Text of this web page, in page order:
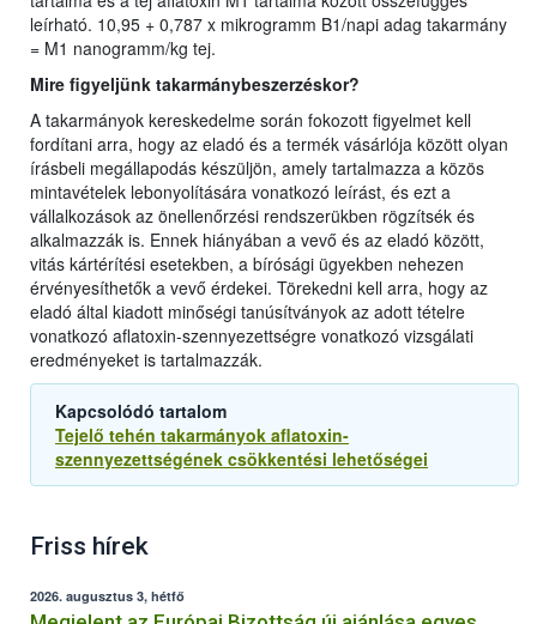
leírható. 10,95 + 0,787 x mikrogramm B1/napi adag takarmány
= M1 nanogramm/kg tej.
Mire figyeljünk takarmánybeszerzéskor?
A takarmányok kereskedelme során fokozott figyelmet kell
fordítani arra, hogy az eladó és a termék vásárlója között olyan
írásbeli megállapodás készüljön, amely tartalmazza a közös
mintavételek lebonyolítására vonatkozó leírást, és ezt a
vállalkozások az önellenőrzési rendszerükben rögzítsék és
alkalmazzák is. Ennek hiányában a vevő és az eladó között,
vitás kártérítési esetekben, a bírósági ügyekben nehezen
érvényesíthetők a vevő érdekei. Törekedni kell arra, hogy az
eladó által kiadott minőségi tanúsítványok az adott tételre
vonatkozó aflatoxin-szennyezettségre vonatkozó vizsgálati
eredményeket is tartalmazzák.
Kapcsolódó tartalom
Tejelő tehén takarmányok aflatoxin-
szennyezettségének csökkentési lehetőségei
Friss hírek
2026. augusztus 3, hétfő